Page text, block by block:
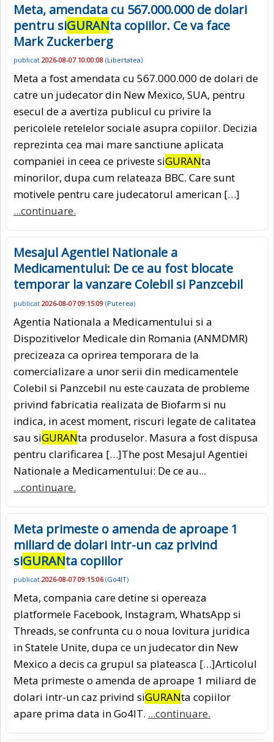
Meta, amendata cu 567.000.000 de dolari
pentru siGURANta copiilor. Ce va face
Mark Zuckerberg
publicat 2026-08-07 10:00:08 (Libertatea)
Meta a fost amendata cu 567.000.000 de dolari de
catre un judecator din New Mexico, SUA, pentru
esecul de a avertiza publicul cu privire la
pericolele retelelor sociale asupra copiilor. Decizia
reprezinta cea mai mare sanctiune aplicata
companiei in ceea ce priveste siGURANta
minorilor, dupa cum relateaza BBC. Care sunt
motivele pentru care judecatorul american […]
...continuare.
Mesajul Agentiei Nationale a
Medicamentului: De ce au fost blocate
temporar la vanzare Colebil si Panzcebil
publicat 2026-08-07 09:15:09 (Puterea)
Agentia Nationala a Medicamentului si a
Dispozitivelor Medicale din Romania (ANMDMR)
precizeaza ca oprirea temporara de la
comercializare a unor serii din medicamentele
Colebil si Panzcebil nu este cauzata de probleme
privind fabricatia realizata de Biofarm si nu
indica, in acest moment, riscuri legate de calitatea
sau siGURANta produselor. Masura a fost dispusa
pentru clarificarea […]The post Mesajul Agentiei
Nationale a Medicamentului: De ce au...
...continuare.
Meta primeste o amenda de aproape 1
miliard de dolari intr-un caz privind
siGURANta copiilor
publicat 2026-08-07 09:15:06(Go4IT)
Meta, compania care detine si opereaza
platformele Facebook, Instagram, WhatsApp si
Threads, se confrunta cu o noua lovitura juridica
in Statele Unite, dupa ce un judecator din New
Mexico a decis ca grupul sa plateasca […]Articolul
Meta primeste o amenda de aproape 1 miliard de
dolari intr-un caz privind siGURANta copiilor
apare prima data in Go4IT. ...continuare.